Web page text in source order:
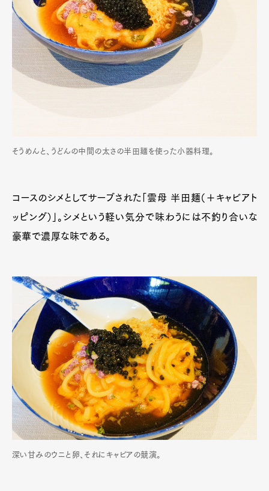
そうめんと、うどんの中間の太さの半田麺を使った小器料理。
コースのシメとしてサーブされた「雲母 半田麺（＋キャビアト
ッピング）」。シメという軽い気分で味わうには不釣り合いな
豪華で濃厚な味である。
深い甘みのウニと卵、それにキャビアの競演。